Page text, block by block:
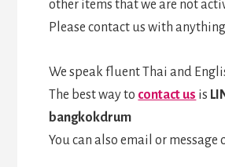
other items that we are not
Please contact us with
We speak fluent Thai and
The best way to contact us is
bangkokdrum
You can also email or message